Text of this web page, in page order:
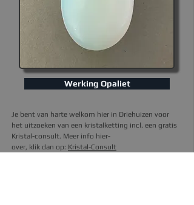
Werking Opaliet
Je bent van harte welkom hier in Driehuizen voor
het uitzoeken van een kristalketting incl. een gratis
Kristal-consult. Meer info hier-
over, klik dan op: Kristal-Consult